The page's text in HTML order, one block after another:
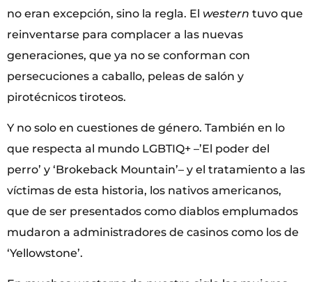
no eran excepción, sino la regla. El western tuvo que
reinventarse para complacer a las nuevas
generaciones, que ya no se conforman con
persecuciones a caballo, peleas de salón y
pirotécnicos tiroteos.
Y no solo en cuestiones de género. También en lo
que respecta al mundo LGBTIQ+ –’El poder del
perro’ y ‘Brokeback Mountain’– y el tratamiento a las
víctimas de esta historia, los nativos americanos,
que de ser presentados como diablos emplumados
mudaron a administradores de casinos como los de
‘Yellowstone’.